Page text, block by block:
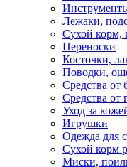
Лежаки,
Сухой корм,
Переноски
Косточки,
Поводки,
Средства от
Средства от
Уход за
Игрушки
Одежда для
Сухой корм
Миски,